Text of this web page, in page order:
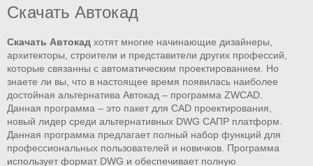
Скачать Автокад
Скачать Автокад хотят многие начинающие дизайнеры,
архитекторы, строители и представители других профессий,
которые связанны с автоматическим проектированием. Но
знаете ли вы, что в настоящее время появилась наиболее
достойная альтернатива Автокад – программа ZWCAD.
Данная программа – это пакет для CAD проектирования,
новый лидер среди альтернативных DWG САПР платформ.
Данная программа предлагает полный набор функций для
профессиональных пользователей и новичков. Программа
использует формат DWG и обеспечивает полную